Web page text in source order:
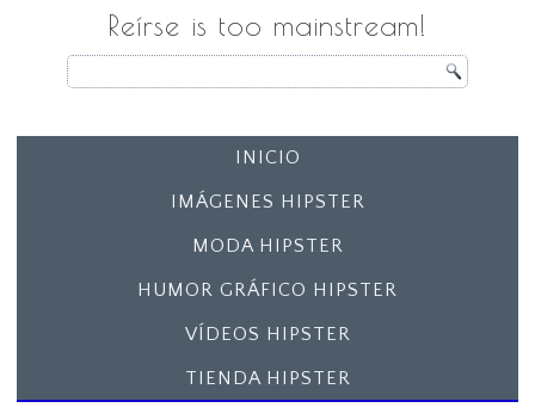
Reírse is too mainstream!
INICIO
IMÁGENES HIPSTER
MODA HIPSTER
HUMOR GRÁFICO HIPSTER
VÍDEOS HIPSTER
TIENDA HIPSTER